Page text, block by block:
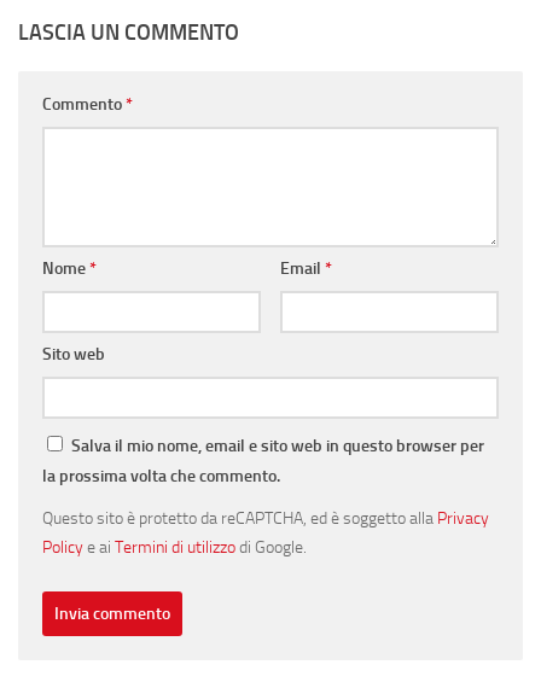
LASCIA UN COMMENTO
Commento*
Nome* Email *
Sito web
Salva il mio nome, email e sito web in questo browser per
la prossima volta che commento.
Questo sito è protetto da reCAPTCHA, ed è soggetto alla Privacy
Policye ai Termini di utilizzodi Google.